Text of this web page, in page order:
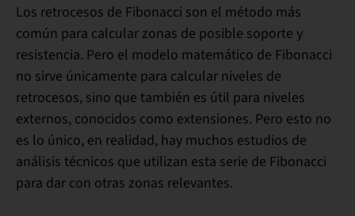
Los retrocesos de Fibonacci son el método más
común para calcular zonas de posible soporte y
resistencia. Pero el modelo matemático de Fibonacci
no sirve únicamente para calcular niveles de
retrocesos, sino que también es útil para niveles
externos, conocidos como extensiones. Pero esto no
es lo único, en realidad, hay muchos estudios de
análisis técnicos que utilizan esta serie de Fibonacci
para dar con otras zonas relevantes.